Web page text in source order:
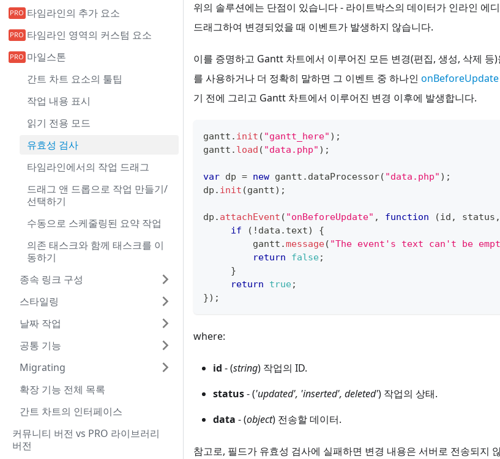
타임라인의 추가 요소
타임라인 영역의 커스텀 요소
마일스톤
간트 차트 요소의 툴팁
작업 내용 표시
읽기 전용 모드
유효성 검사
타임라인에서의 작업 드래그
드래그 앤 드롭으로 작업 만들기/
선택하기
수동으로 스케줄링된 요약 작업
의존 태스크와 함께 태스크를 이
동하기
종속 링크 구성
스타일링
날짜 작업
공통 기능
Migrating
확장 기능 전체 목록
간트 차트의 인터페이스
커뮤니티 버전 vs PRO 라이브러리
버전
위의 솔루션에는 단점이 있습니다 - 라이트박스의 데이터가 인라인 에
드래그하여 변경되었을 때 이벤트가 발생하지 않습니다.
이를 증명하고 Gantt 차트에서 이루어진 모든 변경(편집, 생성, 삭제 등
를 사용하거나 더 정확히 말하면 그 이벤트 중 하나인 onBeforeUpdate
기 전에 그리고 Gantt 차트에서 이루어진 변경 이후에 발생합니다.
gantt . init ( "gantt_here" ) ;
gantt . load ( "data.php" ) ;
var dp = new gantt . dataProcessor( "data.php" ) ;
dp . init (gantt) ;
dp . attachEvent ( "onBeforeUpdate" , function (id , status ,
if
( ! data . text)
{
         gantt
.message( "The event's text can't be
return
false;
}
return
true;
}) ;
where:
id - (string) 작업의 ID.
status- ('updated', 'inserted', deleted') 작업의 상태.
data - (object) 전송할 데이터.
참고로, 필드가 유효성 검사에 실패하면 변경 내용은 서버로 전송되지